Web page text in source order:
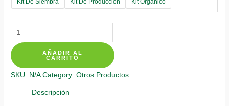
Kit De Siembra
Kit De Producción Kit Orgánico
Kits
De
Siembra
Para
Acacia
Bracatinga
AÑADIR AL
CARRITO
SKU: N/A Category:Otros Productos
Descripción